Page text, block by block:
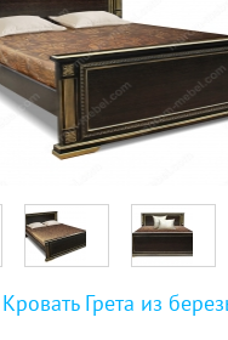
Кровать Грета из